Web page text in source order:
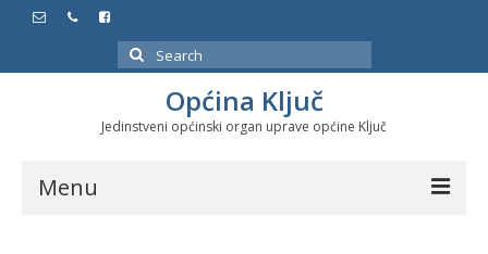
Search
for:
Općina Ključ
Jedinstveni općinski organ uprave općine Ključ
Menu